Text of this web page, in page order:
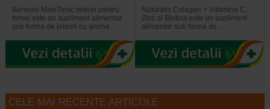
Benesio MaxiTonic jeleuri pentru
femei este un supliment alimentar
sub forma de jeleuri cu aroma…
Naturalis Colagen + Vitamina C,
Zinc si Biotina este un supliment
alimentar sub forma de…
CELE MAI RECENTE ARTICOLE